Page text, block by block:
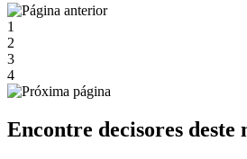
1
2
3
4
Encontre decisores deste